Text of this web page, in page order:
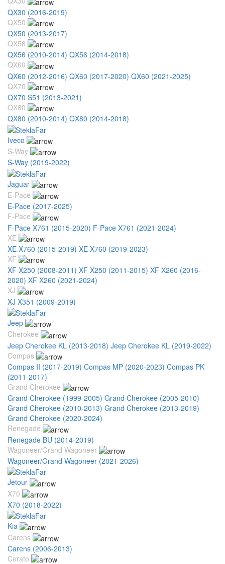
QX30 (2016-2019)
QX50
QX50 (2013-2017)
QX56
QX56 (2010-2014) QX56 (2014-2018)
QX60
QX60 (2012-2016) QX60 (2017-2020) QX60 (2021-2025)
QX70
QX70 S51 (2013-2021)
QX80
QX80 (2010-2014) QX80 (2014-2018)
Iveco
S-Way
S-Way (2019-2022)
Jaguar
E-Pace
E-Pace (2017-2025)
F-Pace
F-Pace X761 (2015-2020) F-Pace X761 (2021-2024)
XE
XE X760 (2015-2019) XE X760 (2019-2023)
XF
XF X250 (2008-2011) XF X250 (2011-2015) XF X260 (2016-
2020) XF X260 (2021-2024)
XJ
XJ X351 (2009-2019)
Jeep
Cherokee
Jeep Cherokee KL (2013-2018) Jeep Cherokee KL (2019-2022)
Compas
Compas II (2017-2019) Compas MP (2020-2023) Compas PK
(2011-2017)
Grand Cherokee
Grand Cherokee (1999-2005) Grand Cherokee (2005-2010)
Grand Cherokee (2010-2013) Grand Cherokee (2013-2019)
Grand Cherokee (2020-2024)
Renegade
Renegade BU (2014-2019)
Wagoneer/Grand Wagoneer
Wagoneer/Grand Wagoneer (2021-2026)
Jetour
X70
X70 (2018-2022)
Kia
Carens
Carens (2006-2013)
Cerato